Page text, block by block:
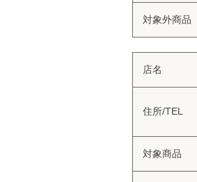
対象外商品
店名
住所/TEL
対象商品